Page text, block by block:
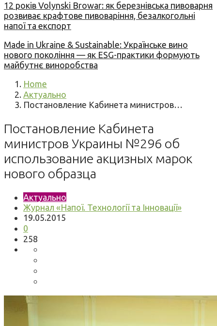
12 років Volynski Browar: як березнівська пивоварня
розвиває крафтове пивоваріння, безалкогольні
напої та експорт
Made in Ukraine & Sustainable: Українське вино
нового покоління — як ESG-практики формують
майбутнє виноробства
Home
Актуально
Постановление Кабинета министров…
Постановление Кабинета
министров Украины №296 об
использование акцизных марок
нового образца
Актуально
Журнал «Напої. Технології та Інновації»
19.05.2015
0
258